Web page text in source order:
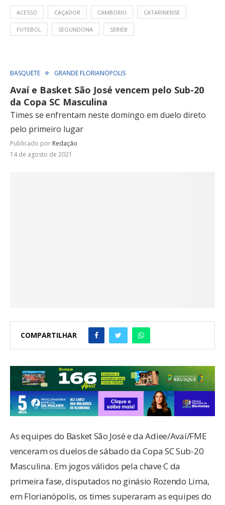
ACESSO CAÇADOR CAMBORIÚ CATARINENSE
FUTEBOL SEGUNDONA SERIEB
BASQUETE GRANDE FLORIANÓPOLIS
Avaí e Basket São José vencem pelo Sub-20
da Copa SC Masculina
Times se enfrentam neste domingo em duelo direto
pelo primeiro lugar
Publicado por Redação
14 de agosto de 2021
COMPARTILHAR
As equipes do Basket São José e da Adiee/Avaí/FME
venceram os duelos de sábado da Copa SC Sub-20
Masculina. Em jogos válidos pela chave C da
primeira fase, disputados no ginásio Rozendo Lima,
em Florianópolis, os times superaram as equipes do